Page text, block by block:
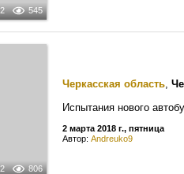
2 545
2 806
Черкасская область,
Испытания нового
2 марта 2018 г., пятница
Автор: Andreuko9